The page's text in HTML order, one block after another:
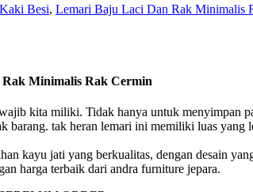
Besi, Lemari Baju Laci Dan Rak Minimalis
Minimalis Rak Cermin
kita miliki. Tidak hanya untuk menyimpan
barang. tak heran lemari ini memiliki luas
kayu jati yang berkualitas, dengan desain
harga terbaik dari andra furniture jepara.